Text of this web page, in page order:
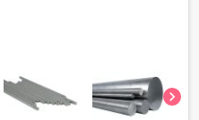
chevron_right